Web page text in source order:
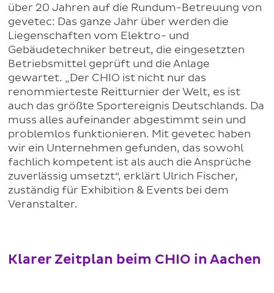
über 20 Jahren auf die Rundum-Betreuung von
gevetec: Das ganze Jahr über werden die
Liegenschaften vom Elektro- und
Gebäudetechniker betreut, die eingesetzten
Betriebsmittel geprüft und die Anlage
gewartet. „Der CHIO ist nicht nur das
renommierteste Reitturnier der Welt, es ist
auch das größte Sportereignis Deutschlands. Da
muss alles aufeinander abgestimmt sein und
problemlos funktionieren. Mit gevetec haben
wir ein Unternehmen gefunden, das sowohl
fachlich kompetent ist als auch die Ansprüche
zuverlässig umsetzt“, erklärt Ulrich Fischer,
zuständig für Exhibition & Events bei dem
Veranstalter.
Klarer Zeitplan beim CHIO in Aachen